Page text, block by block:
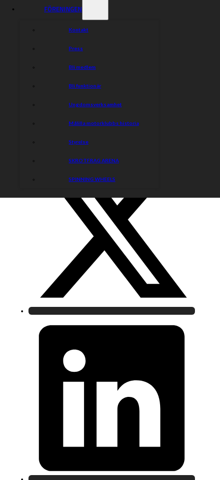
FÖRENINGEN
Kontakt
Press
Bli medlem
Bli funktionär
Ungdomsverksamhet
Målilla motorklubbs historia
Styrelse
SKROTFRAG ARENA
SPINNING WHEELS